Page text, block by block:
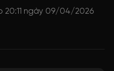
20:11 ngày 09/04/2026